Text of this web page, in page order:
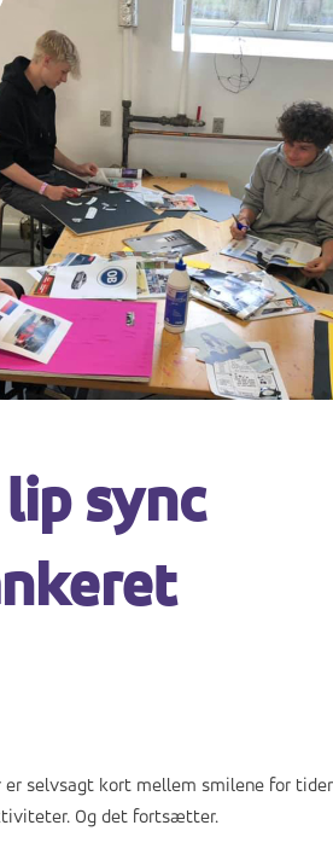
sync
selvsagt kort mellem smilene for
Og det fortsætter.